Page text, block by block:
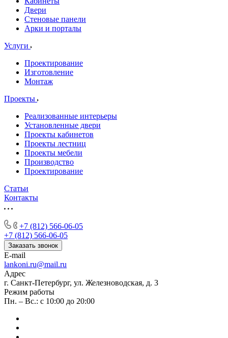
Двери
Стеновые панели
Арки и порталы
Услуги
Проектирование
Изготовление
Монтаж
Проекты
Реализованные интерьеры
Установленные двери
Проекты кабинетов
Проекты лестниц
Проекты мебели
Производство
Проектирование
Статьи
Контакты
+7 (812) 566-06-05
+7 (812) 566-06-05
Заказать звонок
E-mail
lankoni.ru@mail.ru
Адрес
г. Санкт-Петербург, ул. Железноводская, д. 3
Режим работы
Пн. – Вс.: с 10:00 до 20:00